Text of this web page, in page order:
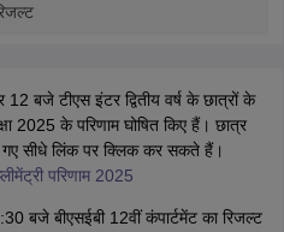
बजे टीएस इंटर द्वितीय वर्ष के छात्रों के
2025 के परिणाम घोषित किए हैं। छात्र
गए सीधे लिंक पर क्लिक कर सकते हैं।
परिणाम 2025
बजे बीएसईबी 12वीं कंपार्टमेंट का रिजल्ट